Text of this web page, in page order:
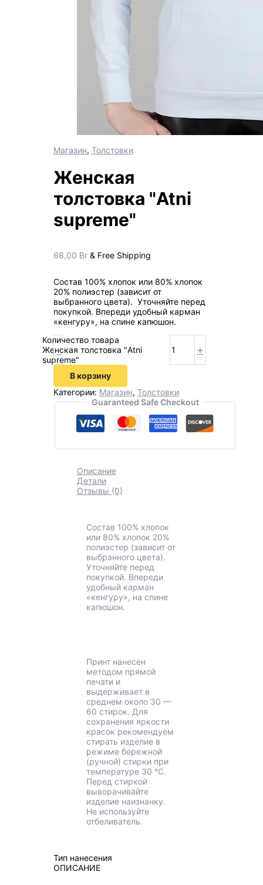
Магазин, Толстовки
Женская
толстовка "Atni
supreme"
68,00 Br & Free Shipping
Состав 100% хлопок или 80% хлопок
20% полиэстер (зависит от
выбранного цвета). Уточняйте перед
покупкой. Впереди удобный карман
«кенгуру», на спине капюшон.
-
Количество товара
Женская толстовка "Atni
supreme"
+
В корзину
Категории: Магазин, Толстовки
Guaranteed Safe Checkout
Описание
Детали
Отзывы (0)
Состав 100% хлопок
или 80% хлопок 20%
полиэстер (зависит от
выбранного цвета).
Уточняйте перед
покупкой. Впереди
удобный карман
«кенгуру», на спине
капюшон.
Принт нанесен
методом прямой
печати и
выдерживает в
среднем около 30 —
60 стирок. Для
сохранения яркости
красок рекомендуем
стирать изделие в
режиме бережной
(ручной) стирки при
температуре 30 °C.
Перед стиркой
выворачивайте
изделие наизнанку.
Не используйте
отбеливатель.
Тип нанесения
ОПИСАНИЕ